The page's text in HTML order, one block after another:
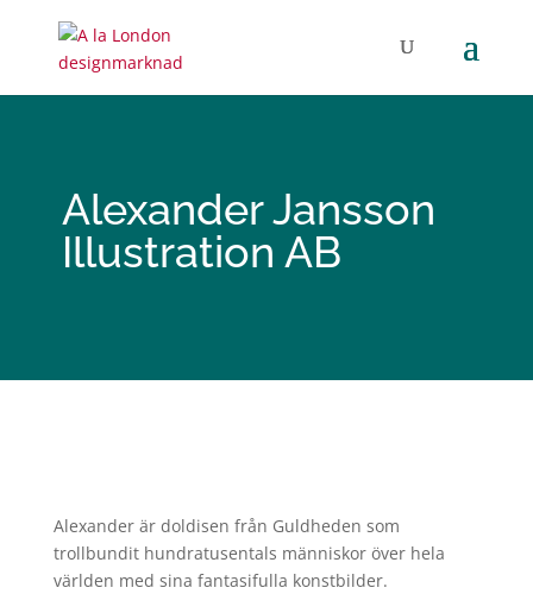
Alexander Jansson
Illustration AB
Alexander är doldisen från Guldheden som
trollbundit hundratusentals människor över hela
världen med sina fantasifulla konstbilder.